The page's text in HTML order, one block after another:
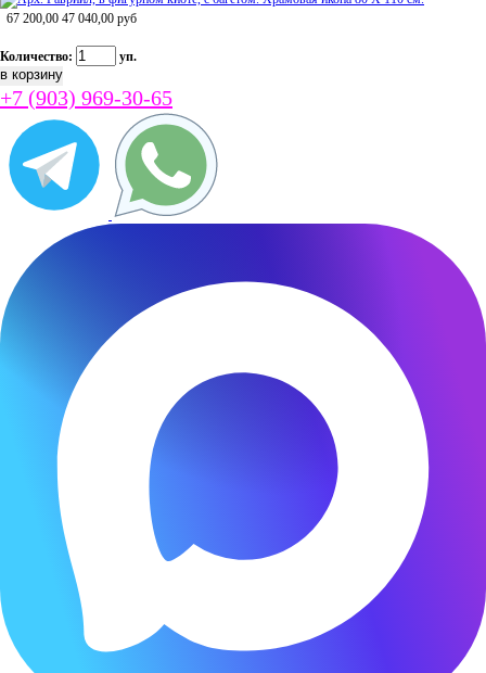
67 200,00 47 040,00 руб
Количество: уп.
+7 (903) 969-30-65